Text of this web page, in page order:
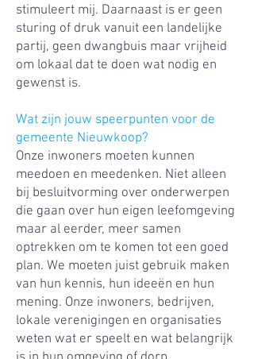
stimuleert mij. Daarnaast is er geen
sturing of druk vanuit een landelijke
partij, geen dwangbuis maar vrijheid
om lokaal dat te doen wat nodig en
gewenst is.
Wat zijn jouw speerpunten voor de
gemeente Nieuwkoop?
Onze inwoners moeten kunnen
meedoen en meedenken. Niet alleen
bij besluitvorming over onderwerpen
die gaan over hun eigen leefomgeving
maar al eerder, meer samen
optrekken om te komen tot een goed
plan. We moeten juist gebruik maken
van hun kennis, hun ideeën en hun
mening. Onze inwoners, bedrijven,
lokale verenigingen en organisaties
weten wat er speelt en wat belangrijk